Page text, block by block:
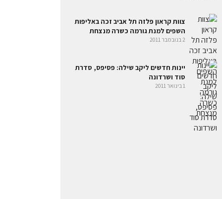
צוות קראון פלזה תל אביב זכה באליפות
השפים למנת גורמה כשרה מנצחת
2 בנובמבר 2011
יינות חדשים ליקב שילה: פסיפס, סדרת
סוד ושרדונה
1 בינואר 2011